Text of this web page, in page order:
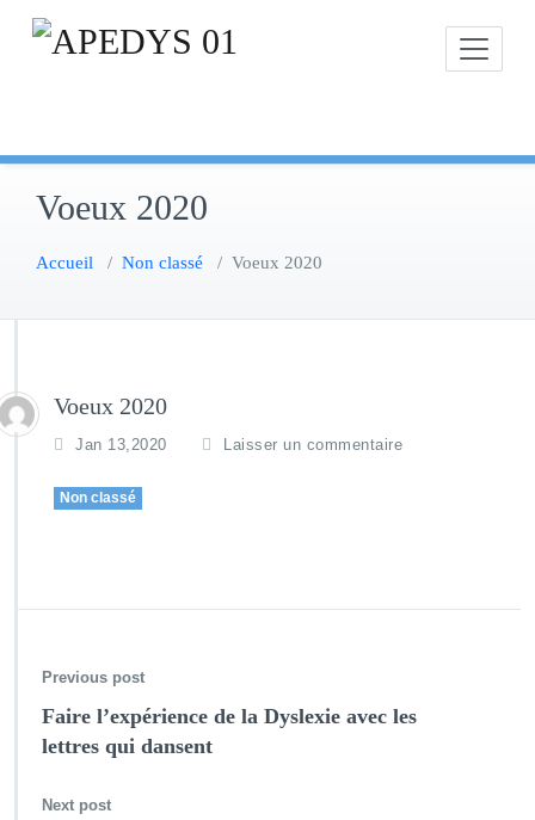
Skip
Voeux 2020
Accueil / Non classé / Voeux 2020
Voeux 2020
Jan 13,2020 Laisser un commentaire
Non classé
Previous post
Faire l’expérience de la Dyslexie avec les
lettres qui dansent
Next post